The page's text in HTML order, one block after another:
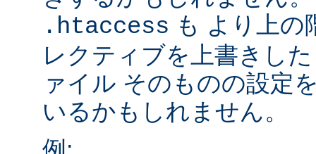
.htaccess も より上の
レクティブを上書きし
ァイル そのものの設定
いるかもしれません。